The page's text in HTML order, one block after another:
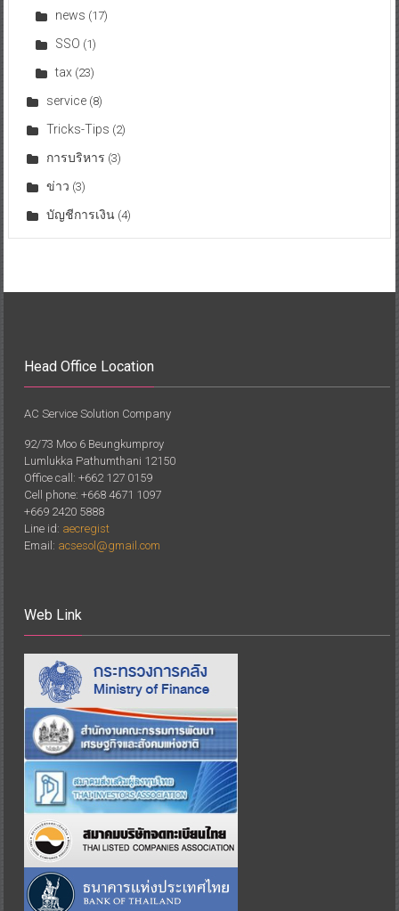
news (17)
SSO (1)
tax (23)
service(8)
Tricks-Tips (2)
การบริหาร (3)
ข่าว (3)
บัญชีการเงิน(4)
Head Office Location
AC Service Solution Company
92/73 Moo 6 Beungkumproy
Lumlukka Pathumthani 12150
Office call: +662 127 0159
Cell phone: +668 4671 1097
+669 2420 5888
Line id: aecregist
Email: acsesol@gmail.com
Web Link